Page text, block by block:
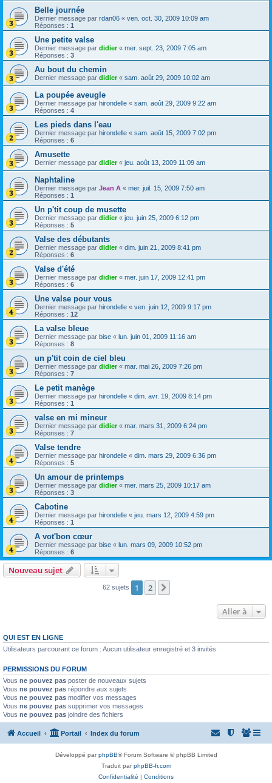
Belle journée
Dernier message par rdan06 « ven. oct. 30, 2009 10:09 am
Réponses : 1
Une petite valse
Dernier message par didier« mer. sept. 23, 2009 7:05 am
Réponses : 3
Au bout du chemin
Dernier message par didier« sam. août 29, 2009 10:02 am
La poupée aveugle
Dernier message par hirondelle « sam. août 29, 2009 9:22 am
Réponses : 4
Les pieds dans l'eau
Dernier message par hirondelle « sam. août 15, 2009 7:02 pm
Réponses : 6
Amusette
Dernier message par didier« jeu. août 13, 2009 11:09 am
Naphtaline
Dernier message par Jean A « mer. juil. 15, 2009 7:50 am
Réponses : 1
Un p'tit coup de musette
Dernier message par didier« jeu. juin 25, 2009 6:12 pm
Réponses : 5
Valse des débutants
Dernier message par didier« dim. juin 21, 2009 8:41 pm
Réponses : 6
Valse d'été
Dernier message par didier« mer. juin 17, 2009 12:41 pm
Réponses : 6
Une valse pour vous
Dernier message par hirondelle « ven. juin 12, 2009 9:17 pm
Réponses : 12
La valse bleue
Dernier message par bise « lun. juin 01, 2009 11:16 am
Réponses : 8
un p'tit coin de ciel bleu
Dernier message par didier« mar. mai 26, 2009 7:26 pm
Réponses : 7
Le petit manège
Dernier message par hirondelle « dim. avr. 19, 2009 8:14 pm
Réponses : 1
valse en mi mineur
Dernier message par didier« mar. mars 31, 2009 6:24 pm
Réponses : 7
Valse tendre
Dernier message par hirondelle « dim. mars 29, 2009 6:36 pm
Réponses : 5
Un amour de printemps
Dernier message par didier« mer. mars 25, 2009 10:17 am
Réponses : 3
Cabotine
Dernier message par hirondelle « jeu. mars 12, 2009 4:59 pm
Réponses : 1
A vot'bon cœur
Dernier message par bise « lun. mars 09, 2009 10:52 pm
Réponses : 6
Nouveau sujet
62 sujets 1 2
Aller à
QUI EST EN LIGNE
Utilisateurs parcourant ce forum : Aucun utilisateur enregistré et 3 invités
PERMISSIONS DU FORUM
Vous ne pouvez pas poster de nouveaux sujets
Vous ne pouvez pas répondre aux sujets
Vous ne pouvez pas modifier vos messages
Vous ne pouvez pas supprimer vos messages
Vous ne pouvez pas joindre des fichiers
Accueil Portail Index du forum
Développé parphpBB® Forum Software © phpBB Limited
Traduit parphpBB-fr.com
Confidentialité | Conditions